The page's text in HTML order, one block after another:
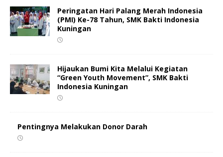
Peringatan Hari Palang Merah Indonesia
(PMI) Ke-78 Tahun, SMK Bakti Indonesia
Kuningan
Hijaukan Bumi Kita Melalui Kegiatan
“Green Youth Movement”, SMK Bakti
Indonesia Kuningan
Pentingnya Melakukan Donor Darah